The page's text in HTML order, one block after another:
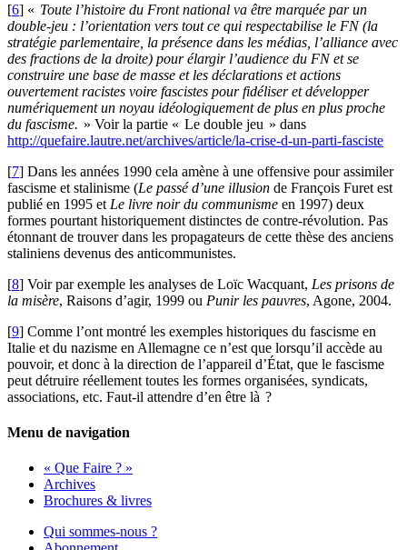
[6] « Toute l’histoire du Front national va être marquée par un
double-jeu : l’orientation vers tout ce qui respectabilise le FN(la
stratégie parlementaire, la présence dans les médias, l’alliance avec
des fractions de la droite) pour élargir l’audience du FNet se
construire une base de masse et les déclarations et actions
ouvertement racistes voire fascistes pour fidéliser et développer
numériquement un noyau idéologiquement de plus en plus proche
du fascisme. » Voir la partie « Le double jeu » dans
http://quefaire.lautre.net/archives/article/la-crise-d-un-parti-fasciste
[7] Dans les années 1990 cela amène à une offensive pour assimiler
fascisme et stalinisme (Le passé d’une illusion de François Furet est
publié en 1995 et Le livre noir du communisme en 1997) deux
formes pourtant historiquement distinctes de contre-révolution. Pas
étonnant de trouver dans les propagateurs de cette thèse des anciens
staliniens devenus des anticommunistes.
[8] Voir par exemple les analyses de Loïc Wacquant, Les prisons de
la misère, Raisons d’agir, 1999 ou Punir les pauvres, Agone, 2004.
[9] Comme l’ont montré les exemples historiques du fascisme en
Italie et du nazisme en Allemagne ce n’est que lorsqu’il accède au
pouvoir, et donc à la direction de l’appareil d’État, que le fascisme
peut détruire réellement toutes les formes organisées, syndicats,
associations, etc. Faut-il attendre d’en être là ?
Menu de navigation
« Que Faire ? »
Archives
Brochures & livres
Qui sommes-nous ?